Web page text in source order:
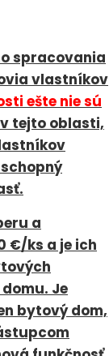
spracovania
vlastníkov
ešte nie sú
tejto oblasti,
a
€/ks a je ich
Je
bytový dom,